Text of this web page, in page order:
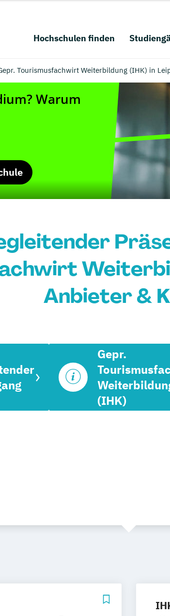
Hochschulen finden
Tourismusfachwirt Weiterbildung (IHK) in
Anbieter &
Gepr.
(IHK)